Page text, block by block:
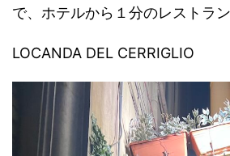
で、ホテルから１分のレストラン
LOCANDA DEL CERRIGLIO